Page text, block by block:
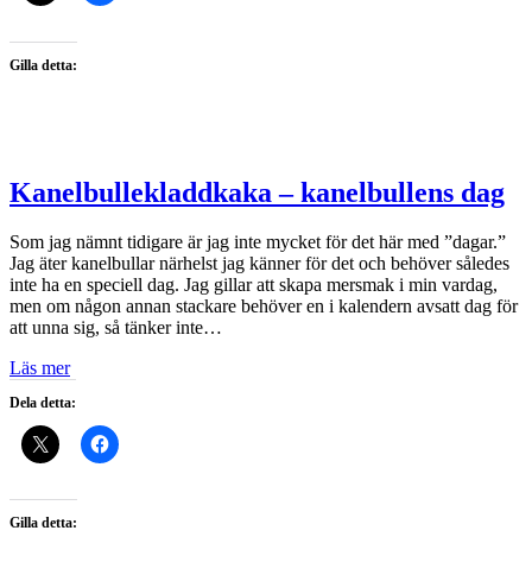
Gilla detta:
Kanelbullekladdkaka – kanelbullens dag
Som jag nämnt tidigare är jag inte mycket för det här med ”dagar.”
Jag äter kanelbullar närhelst jag känner för det och behöver således
inte ha en speciell dag. Jag gillar att skapa mersmak i min vardag,
men om någon annan stackare behöver en i kalendern avsatt dag för
att unna sig, så tänker inte…
Läs mer
Dela detta:
Gilla detta: